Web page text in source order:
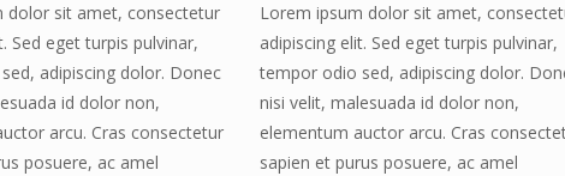
dolor sit amet, consectetur
Sed eget turpis pulvinar,
adipiscing dolor. Donec
id dolor non,
arcu. Cras consectetur
posuere, ac amel
Lorem ipsum dolor sit amet,
adipiscing elit. Sed eget turpis pulvinar,
tempor odio sed, adipiscing dolor.
nisi velit, malesuada id dolor non,
elementum auctor arcu. Cras
sapien et purus posuere, ac amel